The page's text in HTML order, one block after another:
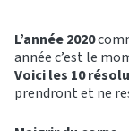
L’année 2020
année c’est le
Voici les 10
prendront et ne